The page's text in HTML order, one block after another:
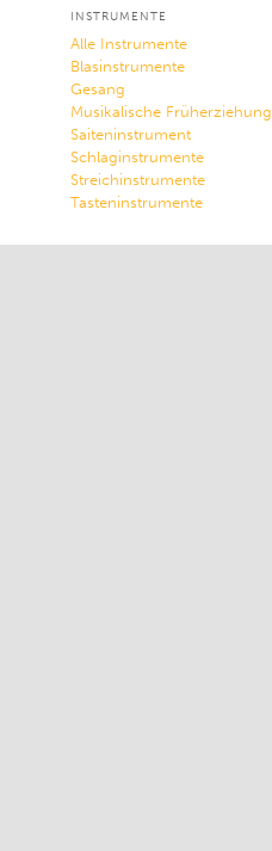
INSTRUMENTE
Alle Instrumente
Blasinstrumente
Gesang
Musikalische Früherziehung
Saiteninstrument
Schlaginstrumente
Streichinstrumente
Tasteninstrumente